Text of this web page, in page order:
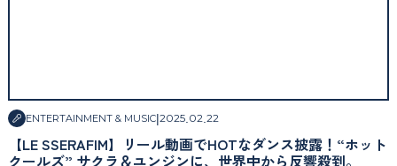
ENTERTAINMENT & MUSIC|2025.02.22
【LE SSERAFIM】リール動画でHOTなダンス披露！“ホット
クールズ” サクラ＆ユンジンに、世界中から反響殺到。